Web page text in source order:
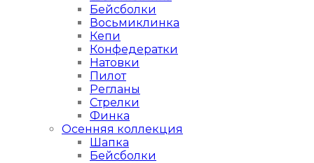
Бейсболки
Восьмиклинка
Кепи
Конфедератки
Натовки
Пилот
Регланы
Стрелки
Финка
Осенняя коллекция
Шапка
Бейсболки